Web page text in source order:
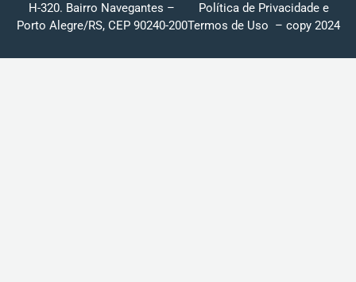
H-320. Bairro Navegantes –
Porto Alegre/RS, CEP 90240-200
Política de Privacidade e
Termos de Uso – copy 2024